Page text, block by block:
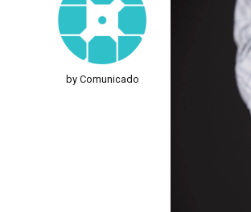
by Comunicado